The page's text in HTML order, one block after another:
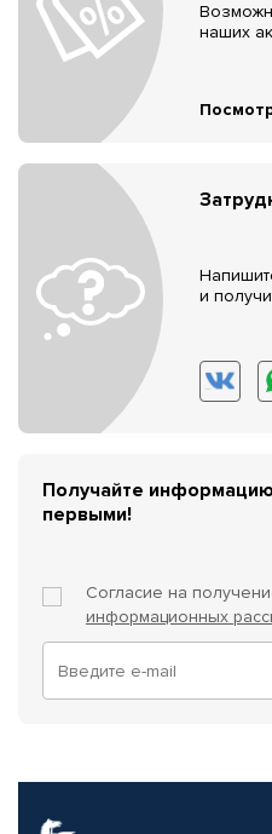
наших
и
Получайте
первыми!
Согласие на
информационных